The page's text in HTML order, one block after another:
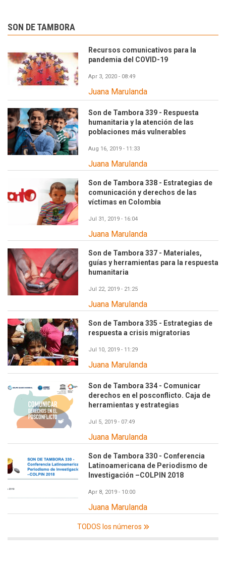
SON DE TAMBORA
Recursos comunicativos para la
pandemia del COVID-19
Apr 3, 2020 - 08:49
Juana Marulanda
Son de Tambora 339 - Respuesta
humanitaria y la atención de las
poblaciones más vulnerables
Aug 16, 2019 - 11:33
Juana Marulanda
Son de Tambora 338 - Estrategias de
comunicación y derechos de las
víctimas en Colombia
Jul 31, 2019 - 16:04
Juana Marulanda
Son de Tambora 337 - Materiales,
guías y herramientas para la respuesta
humanitaria
Jul 22, 2019 - 21:25
Juana Marulanda
Son de Tambora 335 - Estrategias de
respuesta a crisis migratorias
Jul 10, 2019 - 11:29
Juana Marulanda
Son de Tambora 334 - Comunicar
derechos en el posconflicto. Caja de
herramientas y estrategias
Jul 5, 2019 - 07:49
Juana Marulanda
Son de Tambora 330 - Conferencia
Latinoamericana de Periodismo de
Investigación –COLPIN 2018
Apr 8, 2019 - 10:00
Juana Marulanda
TODOS los números